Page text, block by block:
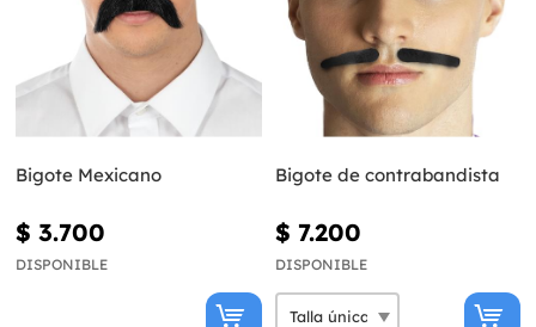
Bigote Mexicano
$ 3.700
DISPONIBLE
Bigote de contrabandista
$ 7.200
DISPONIBLE